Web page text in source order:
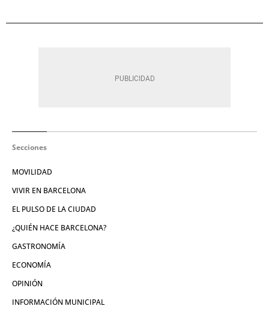
Secciones
MOVILIDAD
VIVIR EN BARCELONA
EL PULSO DE LA CIUDAD
¿QUIÉN HACE BARCELONA?
GASTRONOMÍA
ECONOMÍA
OPINIÓN
INFORMACIÓN MUNICIPAL